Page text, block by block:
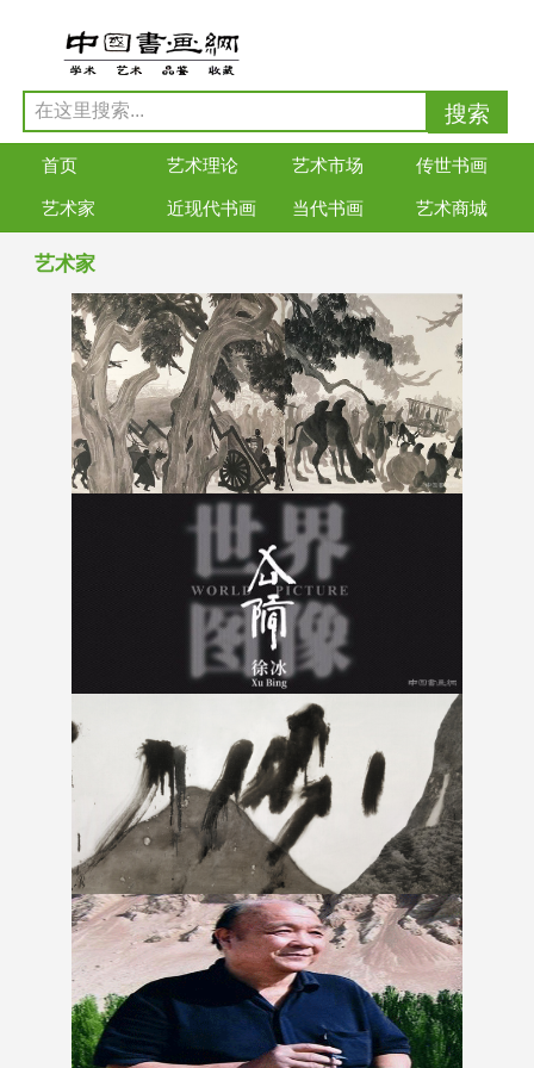
首页 艺术理论 艺术市场 传世书画
艺术家 近现代书画 当代书画 艺术商城
艺术家